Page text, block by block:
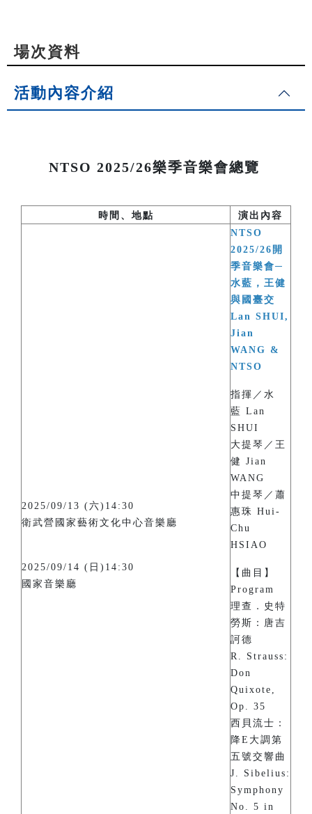
場次資料
活動內容介紹
NTSO 2025/26樂季音樂會總覽
時間、地點 演出內容
2025/09/13 (六)14:30
衛武營國家藝術文化中心音樂廳
2025/09/14 (日)14:30
國家音樂廳
NTSO
2025/26開
季音樂會─
水藍，王健
與國臺交
Lan SHUI,
Jian
WANG &
NTSO
指揮／水
藍 Lan
SHUI
大提琴／王
健 Jian
WANG
中提琴／蕭
惠珠 Hui-
Chu
HSIAO
【曲目】
Program
理查．史特
勞斯：唐吉
訶德
R. Strauss:
Don
Quixote,
Op. 35
西貝流士：
降E大調第
五號交響曲
J. Sibelius:
Symphony
No. 5 in